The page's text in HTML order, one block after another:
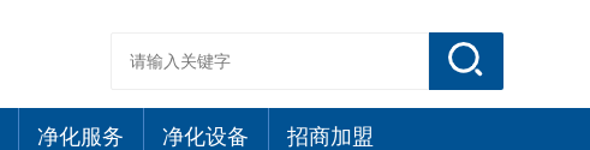
净化服务 净化设备 招商加盟